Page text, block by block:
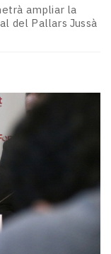
ampliar la
del Pallars Jussà